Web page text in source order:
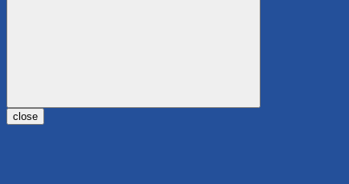
close